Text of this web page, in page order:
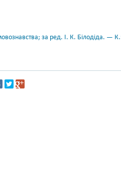
за ред. І. К. Білодіда. —